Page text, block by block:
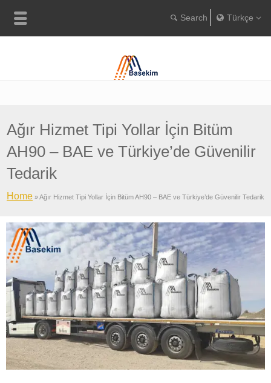
Türkçe
Home »Ağır Hizmet Tipi Yollar İçin Bitüm AH90 – BAE ve Türkiye’de Güvenilir Tedarik
Ağır Hizmet Tipi Yollar İçin Bitüm
AH90 – BAE ve Türkiye’de Güvenilir
Tedarik